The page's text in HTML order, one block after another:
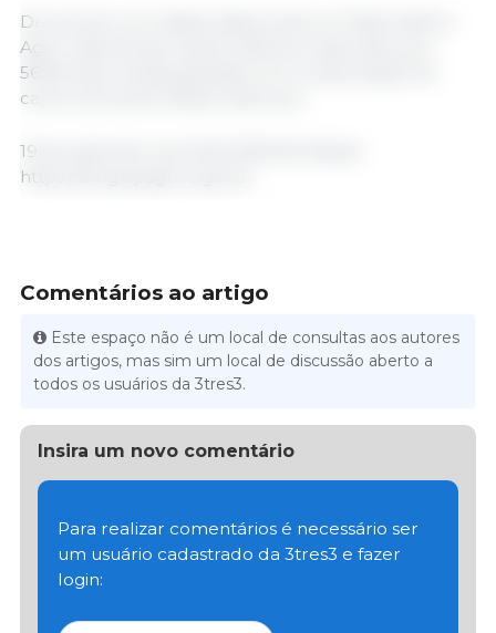
De acordo com dados disponíveis no Observatório
Agro Catarinense, Santa Catarina respondeu por
56,6% das receitas geradas com a exportação de
carne suína pelo Brasil neste ano.
19 de setembro de 2023 /EPAGRI /Brasil.
https://blog.epagri.sc.gov.br
Comentários ao artigo
Este espaço não é um local de consultas aos autores
dos artigos, mas sim um local de discussão aberto a
todos os usuários da 3tres3.
Insira um novo comentário
Para realizar comentários é necessário ser
um usuário cadastrado da 3tres3 e fazer
login: